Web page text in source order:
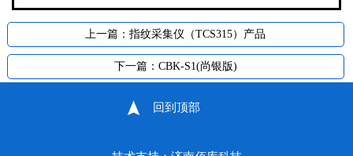
上一篇：指纹采集仪（TCS315）产品
下一篇： CBK-S1(尚银版)
回到顶部